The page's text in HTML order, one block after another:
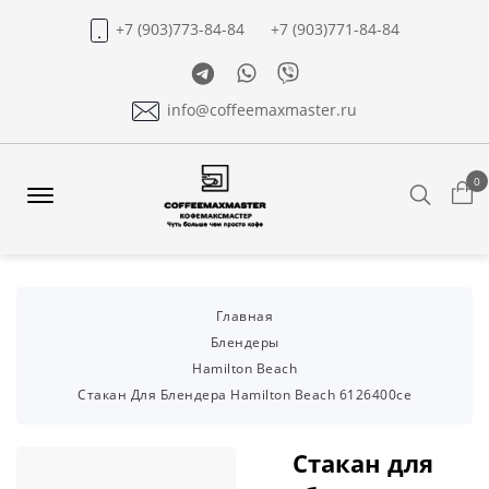
+7 (903)773-84-84
+7 (903)771-84-84
TelegramWhatsapp
Viber
info@coffeemaxmaster.ru
0
Главная
Блендеры
Hamilton Beach
Стакан Для Блендера Hamilton Beach 6126400ce
Стакан для